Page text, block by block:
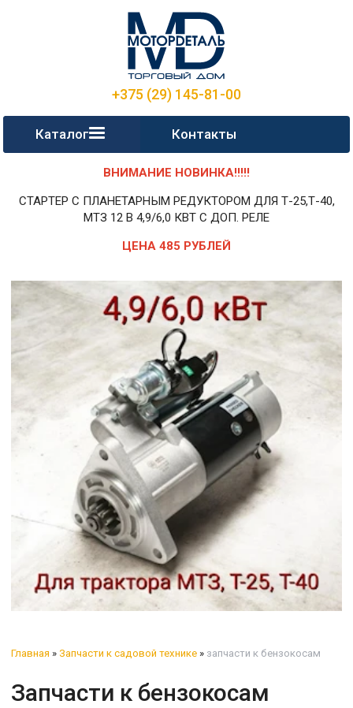
+375 (29) 145-81-00
Каталог Контакты
ВНИМАНИЕ НОВИНКА!!!!!
СТАРТЕР С ПЛАНЕТАРНЫМ РЕДУКТОРОМ ДЛЯ Т-25,Т-40,
МТЗ 12 В 4,9/6,0 КВТ С ДОП. РЕЛЕ
ЦЕНА 485 РУБЛЕЙ
Главная » Запчасти к садовой технике » запчасти к бензокосам
Запчасти к бензокосам